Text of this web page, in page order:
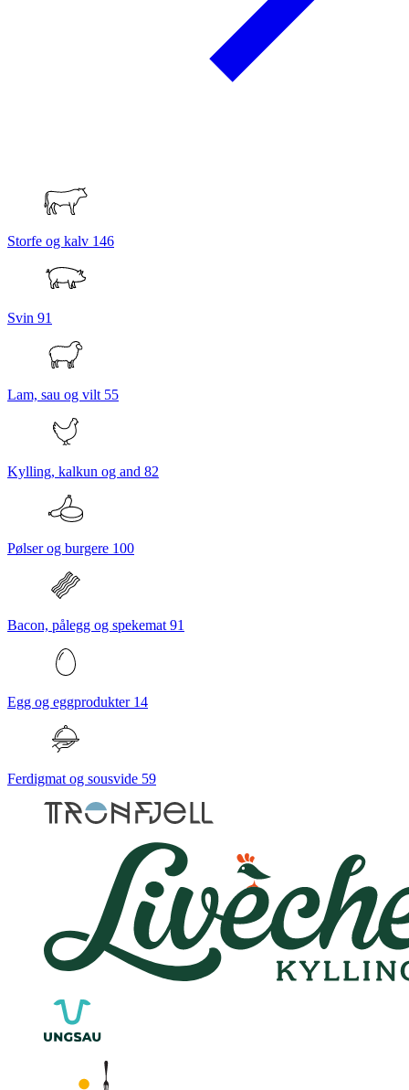
Storfe og kalv 146
Svin 91
Lam, sau og vilt 55
Kylling, kalkun og and 82
Pølser og burgere 100
Bacon, pålegg og spekemat 91
Egg og eggprodukter 14
Ferdigmat og sousvide 59